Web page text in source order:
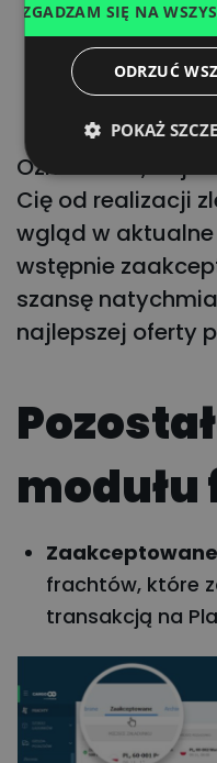
Wybierz
przewoźnik
Wstępnie
Oznacza to, że
Cię od realizacji
wgląd w
wstępnie
szansę
najlepszej oferty
Zaakceptowane
frachtów, które
transakcją na
ZGADZAM SIĘ NA
ODRZUĆ
POKAŻ